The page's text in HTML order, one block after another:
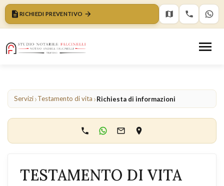
RICHIEDI PREVENTIVO
Servizi›Testamento di vita ›Richiesta di informazioni
TESTAMENTO DI VITA